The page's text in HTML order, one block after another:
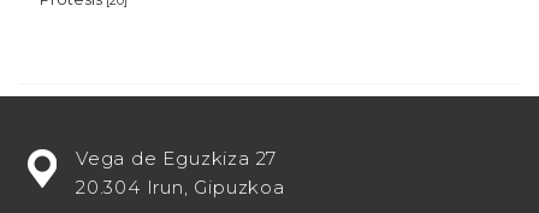
buscando
potenciar
Vega de Eguzkiza 27
20.304 Irun, Gipuzkoa